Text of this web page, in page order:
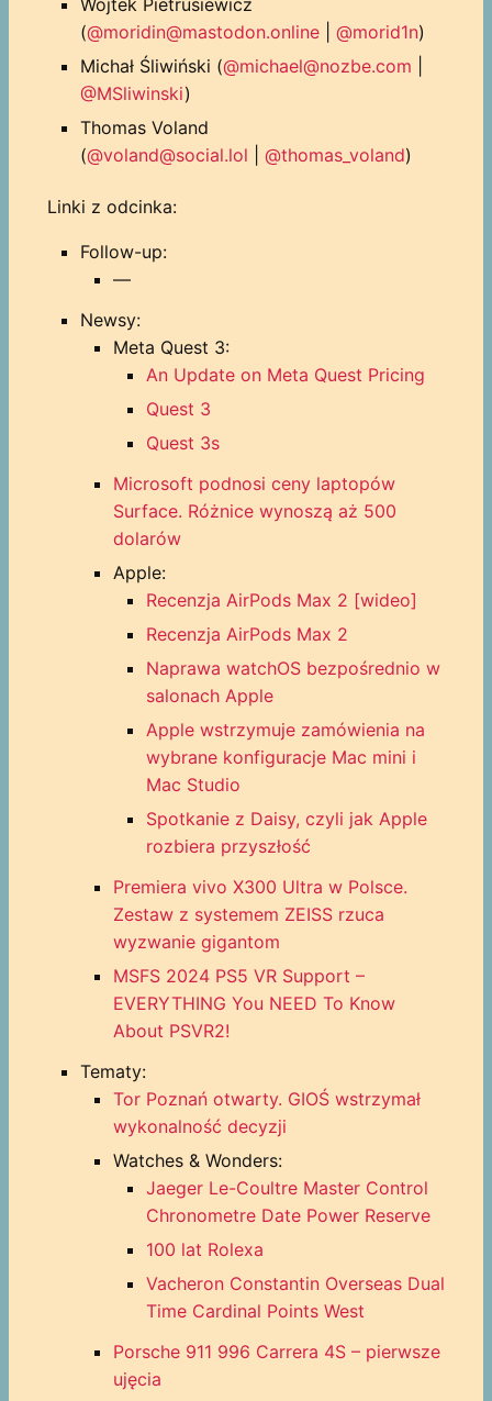
(@moridin@mastodon.online| @morid1n)
Michał Śliwiński (@michael@nozbe.com
@MSliwinski)
Thomas Voland
(@voland@social.lol @thomas_voland)
Linki z odcinka:
Follow-up:
—
Newsy:
Meta Quest 3:
An Update on Meta Quest Pricing
Quest 3
Quest 3s
Microsoft podnosi ceny laptopów
Surface. Różnice wynoszą aż 500
dolarów
Apple:
Recenzja AirPods Max 2 [wideo]
Recenzja AirPods Max 2
Naprawa watchOS bezpośrednio w
salonach Apple
Apple wstrzymuje zamówienia na
wybrane konfiguracje Mac mini i
Mac Studio
Spotkanie z Daisy, czyli jak Apple
rozbiera przyszłość
Premiera vivo X300 Ultra w Polsce.
Zestaw z systemem ZEISS rzuca
wyzwanie gigantom
MSFS 2024 PS5 VR Support –
EVERYTHING You NEED To Know
About PSVR2!
Tematy:
Tor Poznań otwarty. GIOŚ wstrzymał
wykonalność decyzji
Watches & Wonders:
Jaeger Le-Coultre Master Control
Chronometre Date Power Reserve
100 lat Rolexa
Vacheron Constantin Overseas Dual
Time Cardinal Points West
Porsche 911 996 Carrera 4S – pierwsze
ujęcia